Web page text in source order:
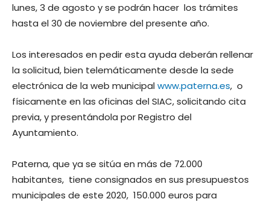
lunes, 3 de agosto y se podrán hacer los trámites
hasta el 30 de noviembre del presente año.
Los interesados en pedir esta ayuda deberán rellenar
la solicitud, bien telemáticamente desde la sede
electrónica de la web municipalwww.paterna.es, o
físicamente en las oficinas del SIAC, solicitando cita
previa, y presentándola por Registro del
Ayuntamiento.
Paterna, que ya se sitúa en más de 72.000
habitantes, tiene consignados en sus presupuestos
municipales de este 2020, 150.000 euros para